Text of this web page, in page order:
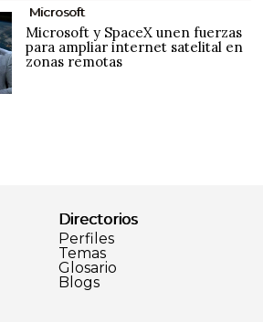
Microsoft
Microsoft y SpaceX unen fuerzas
para ampliar internet satelital en
zonas remotas
Directorios
Perfiles
Temas
Glosario
Blogs